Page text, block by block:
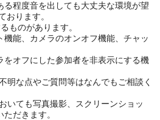
る程度音を出しても大丈夫な環境が望
おります。
ものがあります。
能、カメラのオンオフ機能、チャッ
をオフにした参加者を非表示にする機
明な点やご質問等はなんでもご相談く
いても写真撮影、スクリーンショッ
だきます。